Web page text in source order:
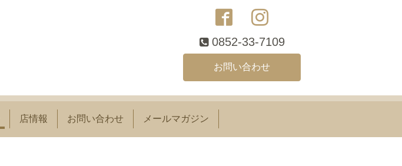
0852-33-7109
お問い合わせ
店情報 お問い合わせ メールマガジン